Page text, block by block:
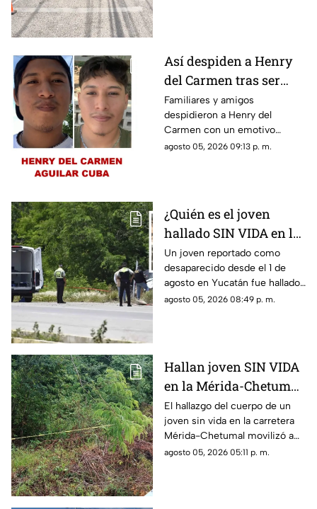
Así despiden a Henry
del Carmen tras ser
hallado sin vida en la
Mérida-Chetumal tras
varios días
desaparecido
Familiares y amigos
despidieron a Henry del
Carmen con un emotivo
mensaje en redes sociales tras
agosto 05, 2026 09:13 p. m.
¿Quién es el joven
hallado SIN VIDA en la
Mérida-Chetumal? Esto
se sabe
Un joven reportado como
desaparecido desde el 1 de
agosto en Yucatán fue hallado
sin vida en la carretera Mérida-
agosto 05, 2026 08:49 p. m.
Hallan joven SIN VIDA
en la Mérida-Chetumal;
el mal olor alertó a los
automovilistas
El hallazgo del cuerpo de un
joven sin vida en la carretera
Mérida-Chetumal movilizó a
las autoridades durante este
agosto 05, 2026 05:11 p. m.